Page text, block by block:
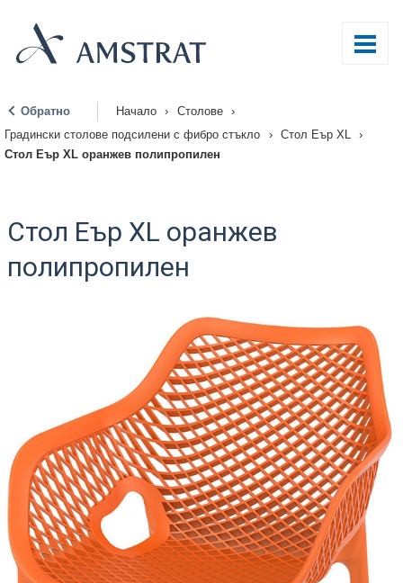
Обратно Начало › Столове
›
Градински столове подсилени с фибро стъкло
› Стол Еър XL
›
Стол Еър XL оранжев полипропилен
Стол Еър XL оранжев
полипропилен